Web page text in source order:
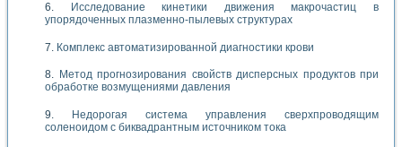
Исследование кинетики движения макрочастиц в
упорядоченных плазменно-пылевых структурах
Комплекс автоматизированной диагностики крови
Метод прогнозирования свойств дисперсных продуктов при
обработке возмущениями давления
Недорогая система управления сверхпроводящим
соленоидом с биквадрантным источником тока